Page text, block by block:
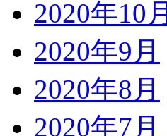
2020年10月
2020年9月
2020年8月
2020年7月